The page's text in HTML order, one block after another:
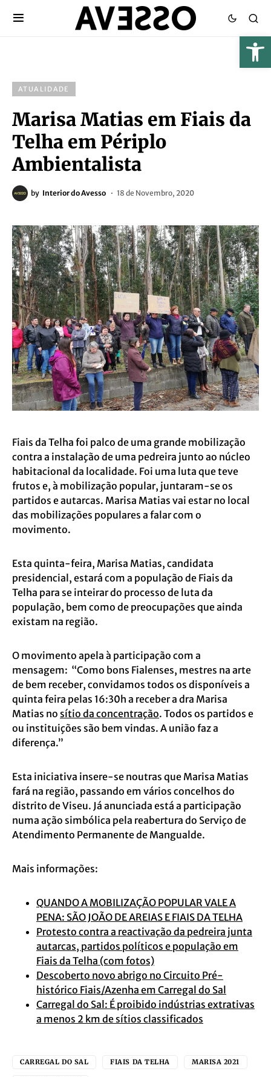
ATUALIDADE
Marisa Matias em Fiais da
Telha em Périplo
Ambientalista
by Interior do Avesso 18 de Novembro, 2020
Fiais da Telha foi palco de uma grande mobilização
contra a instalação de uma pedreira junto ao núcleo
habitacional da localidade. Foi uma luta que teve
frutos e, à mobilização popular, juntaram-se os
partidos e autarcas. Marisa Matias vai estar no local
das mobilizações populares a falar com o
movimento.
Esta quinta-feira, Marisa Matias, candidata
presidencial, estará com a população de Fiais da
Telha para se inteirar do processo de luta da
população, bem como de preocupações que ainda
existam na região.
O movimento apela à participação com a
mensagem: “Como bons Fialenses, mestres na arte
de bem receber, convidamos todos os disponíveis a
quinta feira pelas 16:30h a receber a dra Marisa
Matias no sítio da concentração. Todos os partidos e
ou instituições são bem vindas. A união faz a
diferença.”
Esta iniciativa insere-se noutras que Marisa Matias
fará na região, passando em vários concelhos do
distrito de Viseu. Já anunciada está a participação
numa ação simbólica pela reabertura do Serviço de
Atendimento Permanente de Mangualde.
Mais informações:
QUANDO A MOBILIZAÇÃO POPULAR VALE A
PENA: SÃO JOÃO DE AREIAS E FIAIS DA TELHA
Protesto contra a reactivação da pedreira junta
autarcas, partidos políticos e população em
Fiais da Telha (com fotos)
Descoberto novo abrigo no Circuito Pré-
histórico Fiais/Azenha em Carregal do Sal
Carregal do Sal: É proibido indústrias extrativas
a menos 2 km de sítios classificados
CARREGAL DO SAL FIAIS DA TELHA MARISA 2021